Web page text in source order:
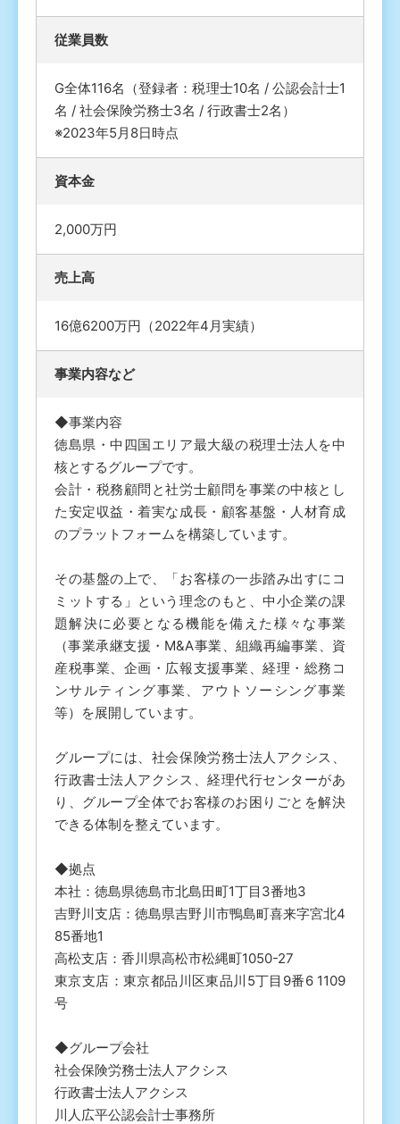
従業員数
G全体116名（登録者：税理士10名 / 公認会計士1
名 / 社会保険労務士3名 / 行政書士2名）
※2023年5月8日時点
資本金
2,000万円
売上高
16億6200万円（2022年4月実績）
事業内容など
◆事業内容
徳島県・中四国エリア最大級の税理士法人を中
核とするグループです。
会計・税務顧問と社労士顧問を事業の中核とし
た安定収益・着実な成長・顧客基盤・人材育成
のプラットフォームを構築しています。
その基盤の上で、「お客様の一歩踏み出すにコ
ミットする」という理念のもと、中小企業の課
題解決に必要となる機能を備えた様々な事業
（事業承継支援・M&A事業、組織再編事業、資
産税事業、企画・広報支援事業、経理・総務コ
ンサルティング事業、アウトソーシング事業
等）を展開しています。
グループには、社会保険労務士法人アクシス、
行政書士法人アクシス、経理代行センターがあ
り、グループ全体でお客様のお困りごとを解決
できる体制を整えています。
◆拠点
本社：徳島県徳島市北島田町1丁目3番地3
吉野川支店：徳島県吉野川市鴨島町喜来字宮北4
85番地1
高松支店：香川県高松市松縄町1050-27
東京支店：東京都品川区東品川5丁目9番6 1109
号
◆グループ会社
社会保険労務士法人アクシス
行政書士法人アクシス
川人広平公認会計士事務所